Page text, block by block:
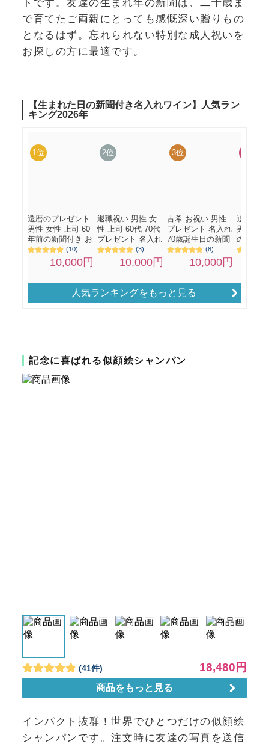
で育てたご両親にとっても感慨深い贈りもの
となるはず。忘れられない特別な成人祝いを
お探しの方に最適です。
人気ランキングをもっと見る
記念に喜ばれる似顔絵シャンパン
インパクト抜群！世界でひとつだけの似顔絵
シャンパンです。注文時に友達の写真を送信